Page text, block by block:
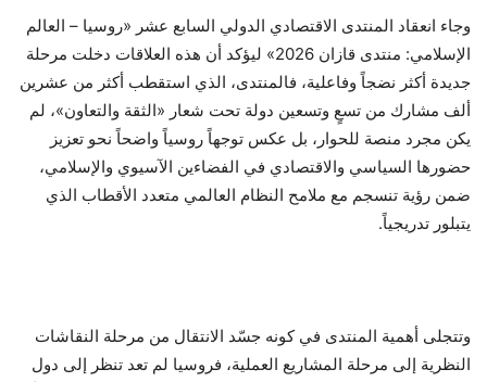
وجاء انعقاد المنتدى الاقتصادي الدولي السابع عشر «روسيا – العالم
الإسلامي: منتدى قازان 2026» ليؤكد أن هذه العلاقات دخلت مرحلة
جديدة أكثر نضجاً وفاعلية، فالمنتدى، الذي استقطب أكثر من عشرين
ألف مشارك من تسعٍ وتسعين دولة تحت شعار «الثقة والتعاون»، لم
يكن مجرد منصة للحوار، بل عكس توجهاً روسياً واضحاً نحو تعزيز
حضورها السياسي والاقتصادي في الفضاءين الآسيوي والإسلامي،
ضمن رؤية تنسجم مع ملامح النظام العالمي متعدد الأقطاب الذي
يتبلور تدريجياً.
وتتجلى أهمية المنتدى في كونه جسّد الانتقال من مرحلة النقاشات
النظرية إلى مرحلة المشاريع العملية، فروسيا لم تعد تنظر إلى دول